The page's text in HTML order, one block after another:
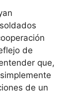
de
que,
de un